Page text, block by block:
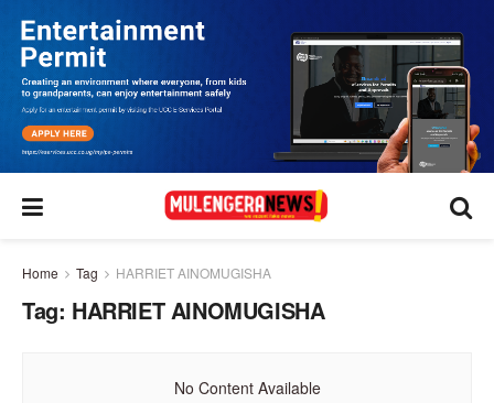
Home Tag HARRIET AINOMUGISHA
Tag: HARRIET AINOMUGISHA
No Content Available